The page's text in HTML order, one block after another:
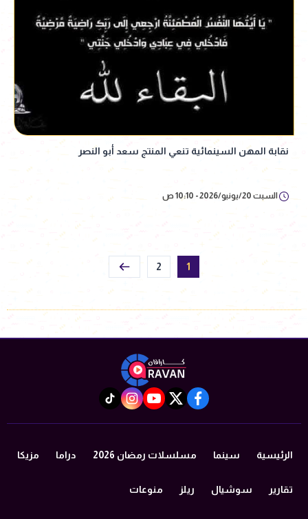
نقابة المهن السينمائية تنعي المنتج سعد أبو النصر
السبت 20/يونيو/2026 - 10:10 ص
1
2
facebook
twitter
youtube
instagram
tiktok
الرئيسية سينما مسلسلات رمضان 2026 دراما مزيكا
تقارير سوشيال ريلز منوعات